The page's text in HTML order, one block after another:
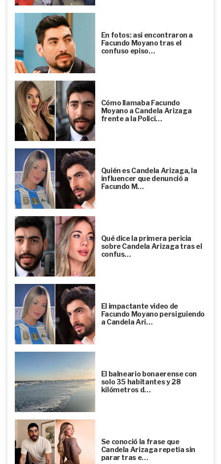
En fotos: así encontraron a
Facundo Moyano tras el
confuso episo…
Cómo llamaba Facundo
Moyano a Candela Arizaga
frente a la Policí…
Quién es Candela Arizaga, la
influencer que denunció a
Facundo M…
Qué dice la primera pericia
sobre Candela Arizaga tras el
confus…
El impactante video de
Facundo Moyano persiguiendo
a Candela Ari…
El balneario bonaerense con
solo 35 habitantes y 28
kilómetros d…
Se conoció la frase que
Candela Arizaga repetía sin
parar tras e…